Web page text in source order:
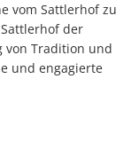
vom Sattlerhof zu
der
von Tradition und
und engagierte